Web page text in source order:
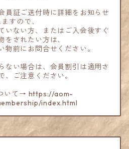
員証ご送付時に詳細をお知らせ
ますので、
いない方、またはご入会後すぐ
をされたい方は、
物前にお問合せください。
ない場合は、会員割引は適用さ
、ご注意ください。
いて→ https://aom-
index.html